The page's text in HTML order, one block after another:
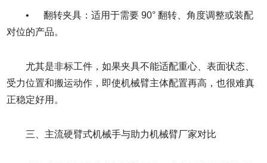
• 翻转夹具：适用于需要 90° 翻转、角度调整或装配
对位的产品。
尤其是非标工件，如果夹具不能适配重心、表面状态、
受力位置和搬运动作，即使机械臂主体配置再高，也很难真
正稳定好用。
三、主流硬臂式机械手与助力机械臂厂家对比